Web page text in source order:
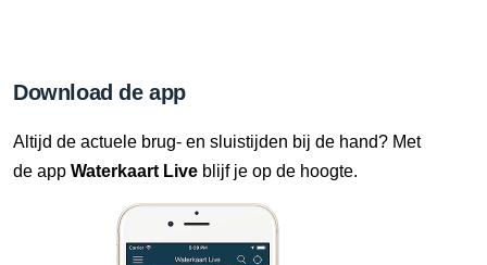
Download de app
Altijd de actuele brug- en sluistijden bij de hand? Met
de app Waterkaart Live blijf je op de hoogte.